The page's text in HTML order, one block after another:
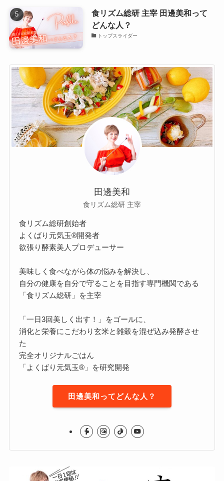
食リズム総研 主宰 田邊美和って
どんな人？
トップスライダー
田邊美和
食リズム総研 主宰
食リズム総研創始者
よくばり元気玉®開発者
欲張り酵素美人プロデューサー
美味しく食べながら体の悩みを解決し、
自分の健康を自分で守ることを目指す専門機関である
「食リズム総研」を主宰
「一日3回美しく出す！」をゴールに、
消化と栄養にこだわり玄米と雑穀を混ぜ込み発酵させ
た
完全オリジナルごはん
「よくばり元気玉®」を研究開発
田邊美和ってどんな人？